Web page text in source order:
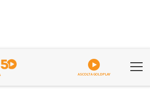
ASCOLTA GOLDPLAY